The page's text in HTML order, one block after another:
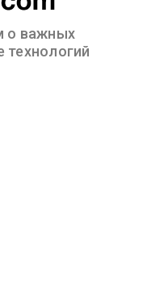
о важных
технологий